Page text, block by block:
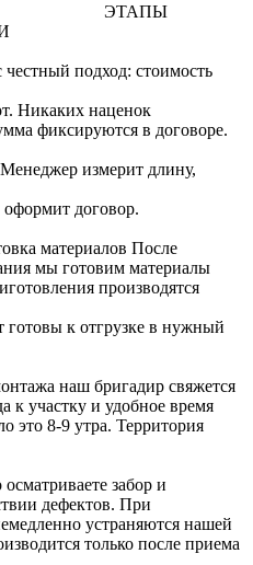
ЭТАПЫ
честный подход: стоимость
Никаких наценок
фиксируются в договоре.
Менеджер измерит длину,
оформит договор.
материалов После
мы готовим материалы
производятся
готовы к отгрузке в нужный
наш бригадир свяжется
к участку и удобное время
это 8-9 утра. Территория
забор и
дефектов. При
устраняются нашей
только после приема